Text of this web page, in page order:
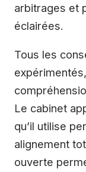
arbitrages et
éclairées.
Tous les
Le cabinet
qu’il utilise
alignement
ouverte